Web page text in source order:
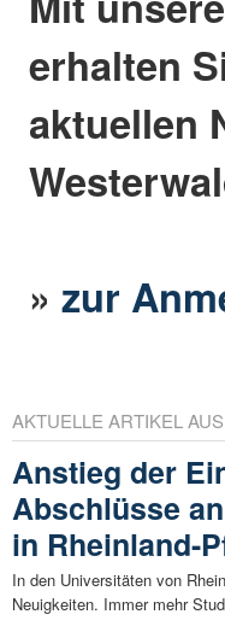
erhalten
aktuellen
»zur
AKTUELLE ARTIKEL
Anstieg der
Abschlüsse
in Rheinland-
In den Universitäten von
Neuigkeiten. Immer mehr